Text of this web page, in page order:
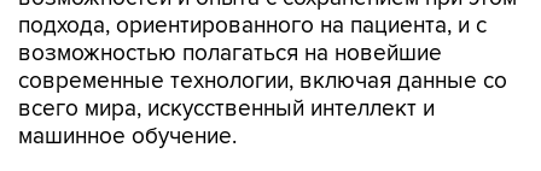
подхода, ориентированного на пациента, и с
возможностью полагаться на новейшие
современные технологии, включая данные со
всего мира, искусственный интеллект и
машинное обучение.